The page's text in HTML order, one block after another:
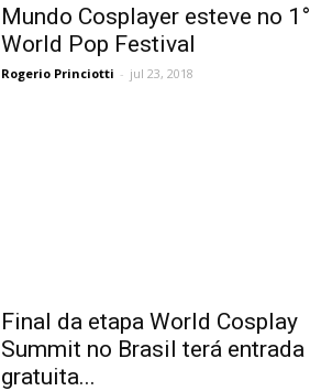
Mundo Cosplayer esteve no 1°
World Pop Festival
Rogerio Princiotti - jul 23, 2018
Final da etapa World Cosplay
Summit no Brasil terá entrada
gratuita...